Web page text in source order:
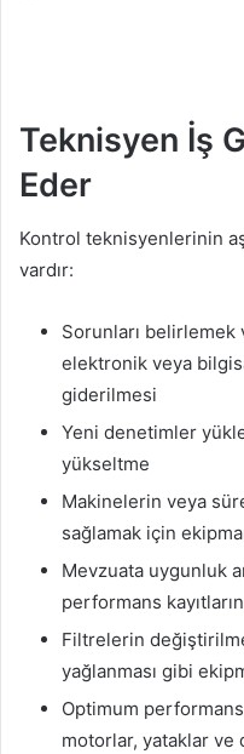
Teknisyen İş
Eder
Kontrol teknisyenlerinin
vardır:
Sorunları
elektronik veya
giderilmesi
Yeni denetimler
yükseltme
Makinelerin veya
sağlamak için
Mevzuata uygunluk
performans
Filtrelerin
yağlanması gibi
Optimum
motorlar, yataklar